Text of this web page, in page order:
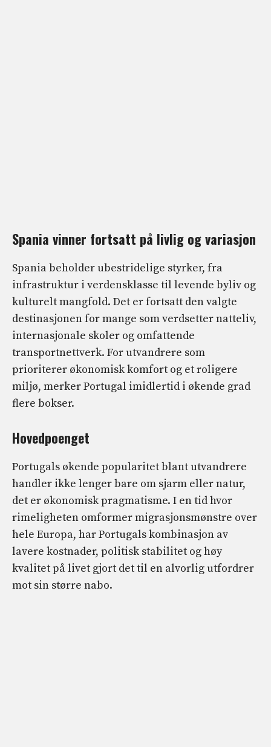
Spania vinner fortsatt på livlig og variasjon
Spania beholder ubestridelige styrker, fra
infrastruktur i verdensklasse til levende byliv og
kulturelt mangfold. Det er fortsatt den valgte
destinasjonen for mange som verdsetter natteliv,
internasjonale skoler og omfattende
transportnettverk. For utvandrere som
prioriterer økonomisk komfort og et roligere
miljø, merker Portugal imidlertid i økende grad
flere bokser.
Hovedpoenget
Portugals økende popularitet blant utvandrere
handler ikke lenger bare om sjarm eller natur,
det er økonomisk pragmatisme. I en tid hvor
rimeligheten omformer migrasjonsmønstre over
hele Europa, har Portugals kombinasjon av
lavere kostnader, politisk stabilitet og høy
kvalitet på livet gjort det til en alvorlig utfordrer
mot sin større nabo.